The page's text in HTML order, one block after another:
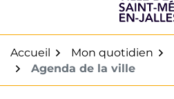
Accueil Mon quotidien
Agenda de la ville